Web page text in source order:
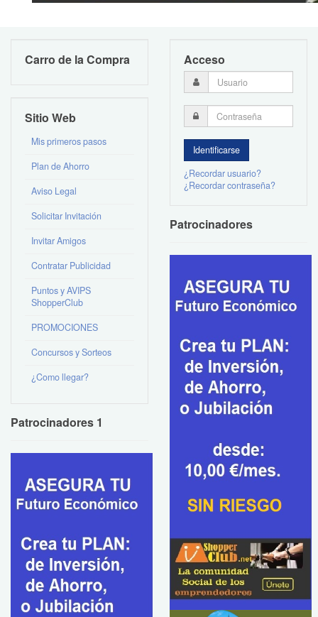
Carro de la Compra
Sitio Web
Mis primeros pasos
Plan de Ahorro
Aviso Legal
Solicitar Invitación
Invitar Amigos
Contratar Publicidad
Puntos y AVIPS
ShopperClub
PROMOCIONES
Concursos y Sorteos
¿Como llegar?
Patrocinadores 1
Acceso
¿Recordar usuario?
¿Recordar contraseña?
Patrocinadores